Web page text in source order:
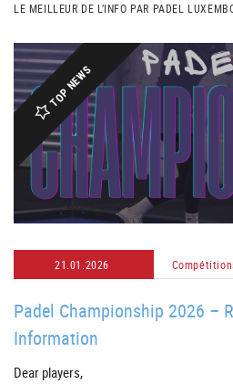
LE MEILLEUR DE L’INFO PAR PADEL
TOP NEWS
21.01.2026
Padel Championship 2026 –
Information
Dear players,